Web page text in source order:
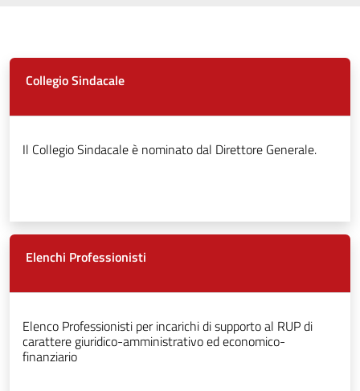
Collegio Sindacale
Il Collegio Sindacale è nominato dal Direttore Generale.
Elenchi Professionisti
Elenco Professionisti per incarichi di supporto al RUP di
carattere giuridico-amministrativo ed economico-
finanziario